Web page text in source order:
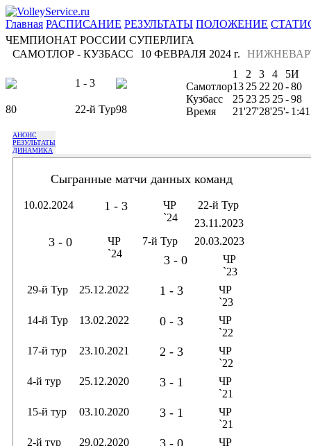
Главная РАСПИСАНИЕ РЕЗУЛЬТАТЫ ПОЛОЖЕНИЕ
ЧЕМПИОНАТ РОССИИ СУПЕРЛИГА
САМОТЛОР - КУЗБАСС
10 ФЕВРАЛЯ 2024 г.
1 - 3
80 22-й Тур98
1 2 3 4 5И
Самотлор13 25 22 20-80
Кузбасс
25 23 25 25-98
Время
21'27'28'25'- 1:41
АНОНС
РЕЗУЛЬТАТЫ
ДИНАМИКА
Сыгранные матчи данных команд
10.02.2024 1 - 3
ЧР
`24
22-й Тур
23.11.2023
3 - 0
ЧР
`24
7-й Тур 20.03.2023
3 - 0
ЧР
`23
29-й Тур
25.12.2022 1 - 3
ЧР
`23
14-й Тур
13.02.2022 0 - 3
ЧР
`22
17-й тур
23.10.2021 2 - 3
ЧР
`22
4-й тур
25.12.2020 3 - 1
ЧР
`21
15-й тур
03.10.2020 3 - 1
ЧР
`21
2-й тур
29.02.2020 3 - 0
ЧР